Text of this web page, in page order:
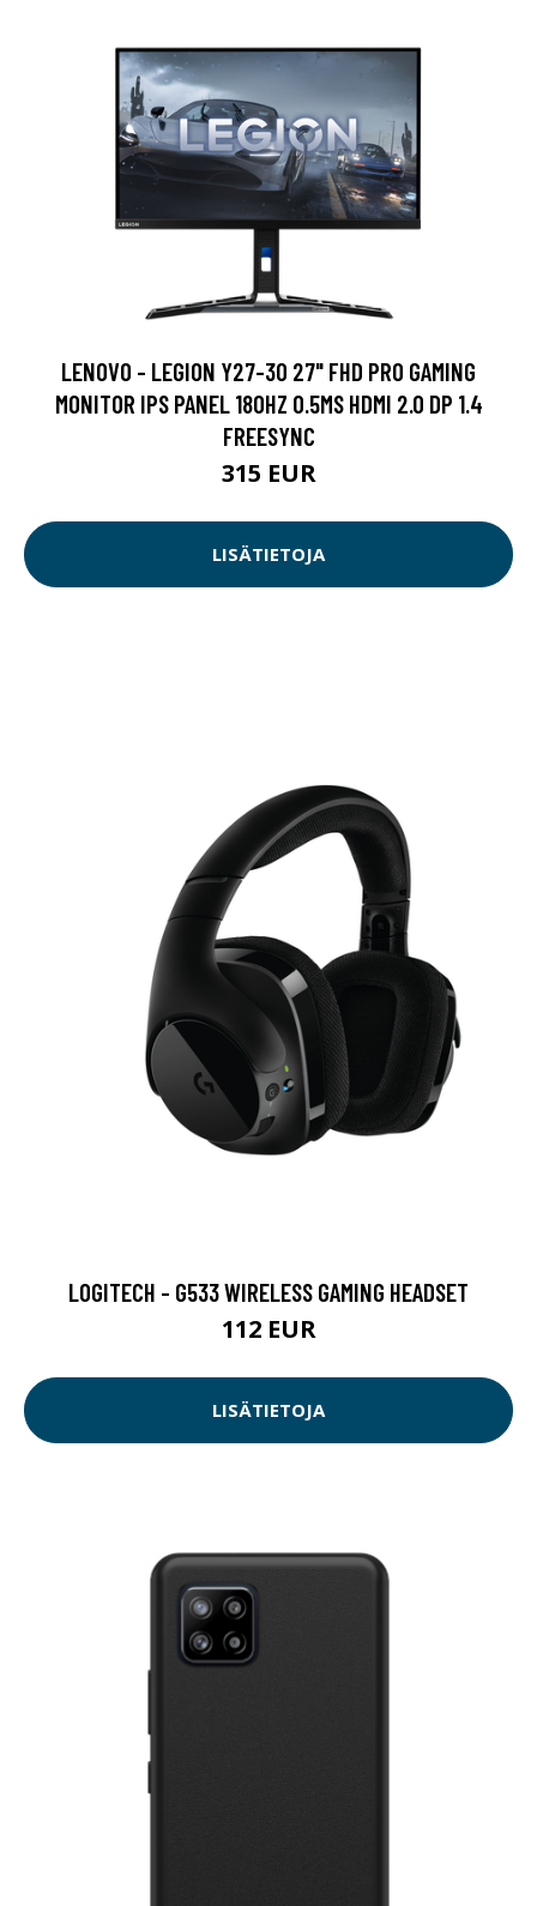
LENOVO - LEGION Y27-30 27" FHD PRO GAMING
MONITOR IPS PANEL 180HZ 0.5MS HDMI 2.0 DP 1.4
FREESYNC
315 EUR
LISÄTIETOJA
LOGITECH - G533 WIRELESS GAMING HEADSET
112 EUR
LISÄTIETOJA